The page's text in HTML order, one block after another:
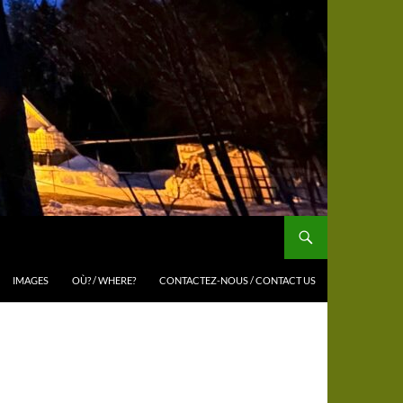
IMAGES OÙ? / WHERE? CONTACTEZ-NOUS / CONTACT US